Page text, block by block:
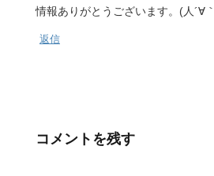
情報ありがとうございます。(人´∀
返信
コメントを残す